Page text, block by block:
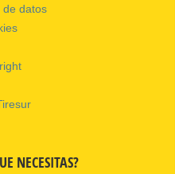
de datos
NECESITAS?